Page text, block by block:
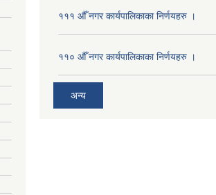
१११ औँ नगर कार्यपालिकाका निर्णयहरु ।
११० औँ नगर कार्यपालिकाका निर्णयहरु ।
अन्य